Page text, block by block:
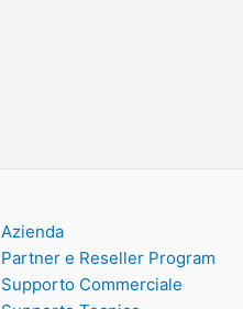
Azienda
Partner e Reseller Program
Supporto Commerciale